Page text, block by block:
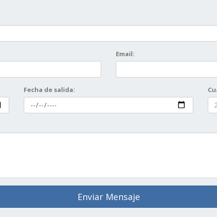
Email:
Fecha de salida:
Enviar Mensaje